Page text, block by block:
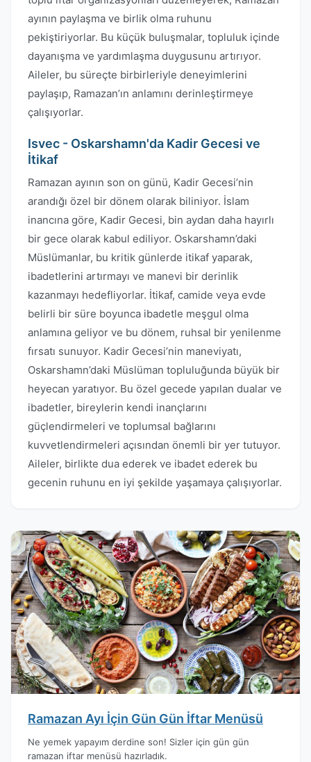
ayının paylaşma ve birlik olma ruhunu
pekiştiriyorlar. Bu küçük buluşmalar, topluluk içinde
dayanışma ve yardımlaşma duygusunu artırıyor.
Aileler, bu süreçte birbirleriyle deneyimlerini
paylaşıp, Ramazan’ın anlamını derinleştirmeye
çalışıyorlar.
Isvec - Oskarshamn'da Kadir Gecesi ve
İtikaf
Ramazan ayının son on günü, Kadir Gecesi’nin
arandığı özel bir dönem olarak biliniyor. İslam
inancına göre, Kadir Gecesi, bin aydan daha hayırlı
bir gece olarak kabul ediliyor. Oskarshamn’daki
Müslümanlar, bu kritik günlerde itikaf yaparak,
ibadetlerini artırmayı ve manevi bir derinlik
kazanmayı hedefliyorlar. İtikaf, camide veya evde
belirli bir süre boyunca ibadetle meşgul olma
anlamına geliyor ve bu dönem, ruhsal bir yenilenme
fırsatı sunuyor. Kadir Gecesi’nin maneviyatı,
Oskarshamn’daki Müslüman topluluğunda büyük bir
heyecan yaratıyor. Bu özel gecede yapılan dualar ve
ibadetler, bireylerin kendi inançlarını
güçlendirmeleri ve toplumsal bağlarını
kuvvetlendirmeleri açısından önemli bir yer tutuyor.
Aileler, birlikte dua ederek ve ibadet ederek bu
gecenin ruhunu en iyi şekilde yaşamaya çalışıyorlar.
Ramazan Ayı İçin Gün Gün İftar Menüsü
Ne yemek yapayım derdine son! Sizler için gün gün
ramazan iftar menüsü hazırladık.